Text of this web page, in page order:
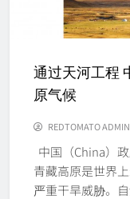
通过天河工程
原气候
REDTOMATO ADMIN
中国（China）
青藏高原是世界
严重干旱威胁。